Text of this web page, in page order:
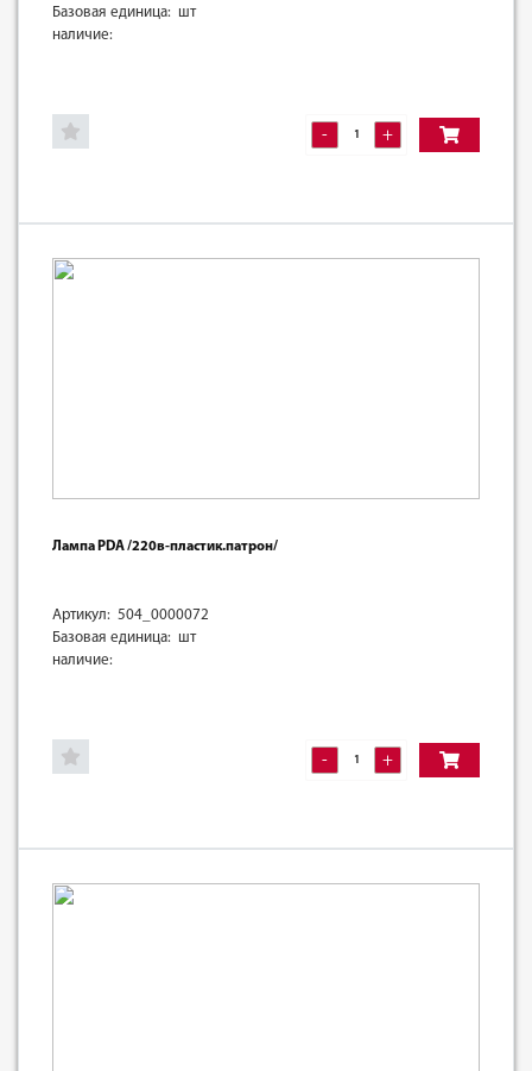
Базовая единица: шт
наличие:
- +
Лампа PDA /220в-пластик.патрон/
Артикул: 504_0000072
Базовая единица: шт
наличие:
- +